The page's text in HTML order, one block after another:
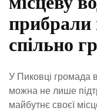
прибрали
спільно
У Пиковці громада
можна не лише
майбутнє своєї